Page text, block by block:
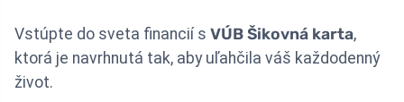
Vstúpte do sveta financií s VÚB Šikovná karta,
ktorá je navrhnutá tak, aby uľahčila váš každodenný
život.